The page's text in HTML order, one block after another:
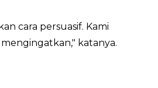
cara persuasif. Kami
katanya.